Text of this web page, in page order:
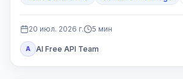
20 июл. 2026 г. 5 мин
A AI Free API Team